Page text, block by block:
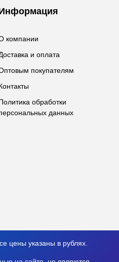
компании
и оплата
покупателям
обработки
данных
цены указаны в рублях.